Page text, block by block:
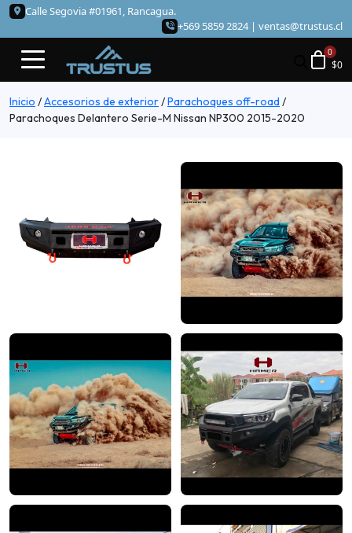
Calle Segovia #01961, Rancagua.
+569 5859 2824 | ventas@trustus.cl
$0
Inicio /Accesorios de exterior/Parachoques off-road/
Parachoques Delantero Serie-M Nissan NP300 2015-2020